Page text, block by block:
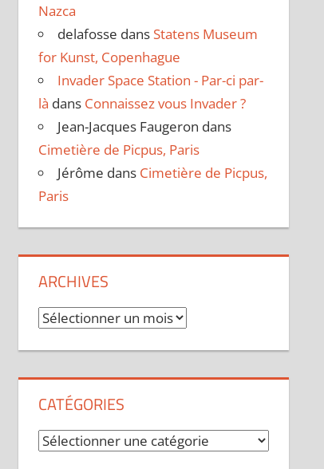
Nazca
delafosse dans Statens Museum
for Kunst, Copenhague
Invader Space Station - Par-ci par-
là dans Connaissez vous Invader ?
Jean-Jacques Faugeron dans
Cimetière de Picpus, Paris
Jérôme dans Cimetière de Picpus,
Paris
ARCHIVES
Archives
CATÉGORIES
Catégories